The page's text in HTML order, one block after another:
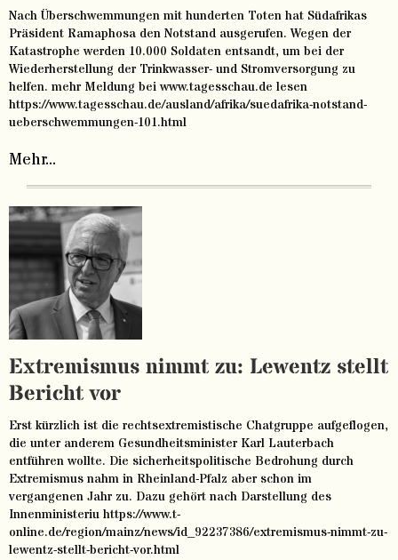
Nach Überschwemmungen mit hunderten Toten hat Südafrikas
Präsident Ramaphosa den Notstand ausgerufen. Wegen der
Katastrophe werden 10.000 Soldaten entsandt, um bei der
Wiederherstellung der Trinkwasser- und Stromversorgung zu
helfen. mehr Meldung bei www.tagesschau.de lesen
https://www.tagesschau.de/ausland/afrika/suedafrika-notstand-
ueberschwemmungen-101.html
Mehr...
Extremismus nimmt zu: Lewentz stellt
Bericht vor
Erst kürzlich ist die rechtsextremistische Chatgruppe aufgeflogen,
die unter anderem Gesundheitsminister Karl Lauterbach
entführen wollte. Die sicherheitspolitische Bedrohung durch
Extremismus nahm in Rheinland-Pfalz aber schon im
vergangenen Jahr zu. Dazu gehört nach Darstellung des
Innenministeriu https://www.t-
online.de/region/mainz/news/id_92237386/extremismus-nimmt-zu-
lewentz-stellt-bericht-vor.html